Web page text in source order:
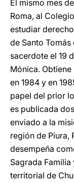
El mismo mes
Roma, al
estudiar
de Santo
sacerdote el 19
Mónica.
en 1984 y en
papel del prior
es publicada
enviado a la
región de Piura,
desempeña
Sagrada
territorial de